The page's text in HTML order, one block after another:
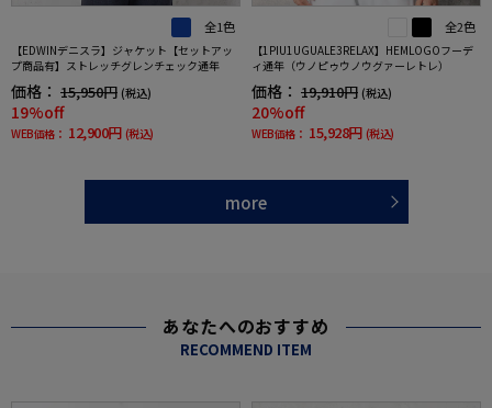
全1色
【EDWINデニスラ】ジャケット【セットアッ
プ商品有】ストレッチグレンチェック通年
価格： 15,950円 (税込)
19%off
WEB価格： 12,900円 (税込)
全2色
【1PIU1UGUALE3RELAX】HEMLOGOフーデ
ィ通年（ウノピゥウノウグァーレトレ）
価格： 19,910円 (税込)
20%off
WEB価格： 15,928円 (税込)
more
あなたへのおすすめ
RECOMMEND ITEM